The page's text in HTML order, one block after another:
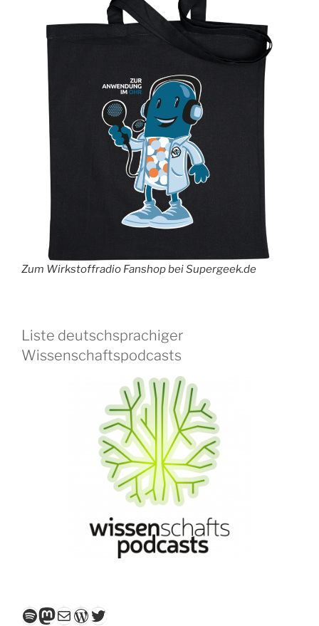
Zum Wirkstoffradio Fanshop bei Supergeek.de
Liste deutschsprachiger
Wissenschaftspodcasts
Spotify
Mastodon
E-MailWordPress
Twitter